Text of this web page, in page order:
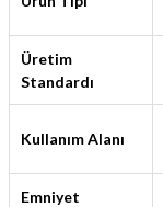
Üretim
Standardı
Kullanım Alanı
Emniyet